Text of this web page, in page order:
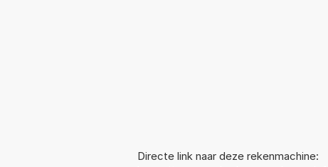
Directe link naar deze rekenmachine: